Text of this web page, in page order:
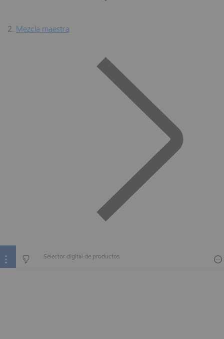
Mezcla maestra
Selector digital de productos